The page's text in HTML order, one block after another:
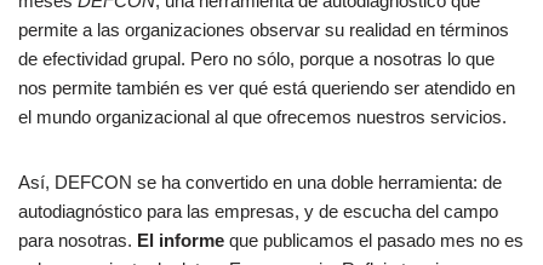
permite a las organizaciones observar su realidad en términos
de efectividad grupal. Pero no sólo, porque a nosotras lo que
nos permite también es ver qué está queriendo ser atendido en
el mundo organizacional al que ofrecemos nuestros servicios.
Así, DEFCON se ha convertido en una doble herramienta: de
autodiagnóstico para las empresas, y de escucha del campo
para nosotras. El informe que publicamos el pasado mes no es